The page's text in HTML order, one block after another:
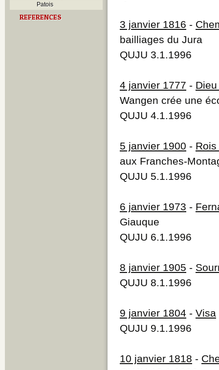
Patois
REFERENCES
3 janvier 1816 -
bailliages du Jura
QUJU 3.1.1996
4 janvier 1777 -
Wangen crée une
QUJU 4.1.1996
5 janvier 1900 -
aux Franches-
QUJU 5.1.1996
6 janvier 1973 -
Giauque
QUJU 6.1.1996
8 janvier 1905 -
QUJU 8.1.1996
9 janvier 1804 - Visa
QUJU 9.1.1996
10 janvier 1818 -